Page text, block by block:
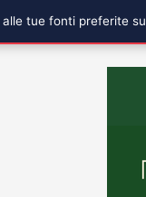
alle tue fonti preferite